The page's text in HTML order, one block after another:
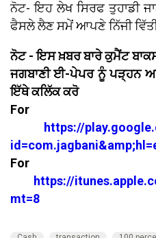
ਨੋਟ- ਇਹ ਲੇਖ ਸਿਰਫ ਤੁਹਾਡੀ
ਫੈਸਲੇ ਲੈਣ ਸਮੇਂ ਆਪਣੇ ਨਿੱਜੀ
ਨੋਟ - ਇਸ ਖ਼ਬਰ ਬਾਰੇ ਕੁਮੈਂਟ
ਜਗਬਾਣੀ ਈ-ਪੇਪਰ ਨੂੰ ਪੜ੍ਹਨ
ਇੱਥੇ ਕਲਿੱਕ ਕਰੋ
For
https://
For
https://
mt=8